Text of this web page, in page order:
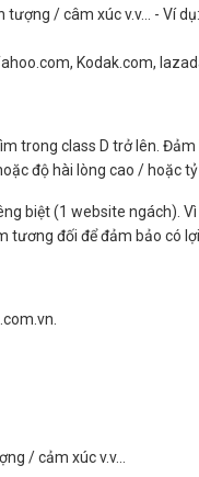
/ câm xúc v.v… - Ví
Kodak.com,
trong class D trở lên.
độ hài lòng cao / hoặc
biệt (1 website ngách).
đối để đảm bảo có lợi
/ cảm xúc v.v…